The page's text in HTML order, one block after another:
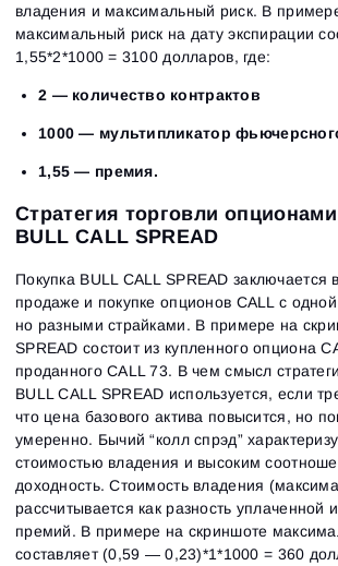
владения и максимальный риск. В
максимальный риск на дату экспирации
1,55*2*1000 = 3100 долларов, где:
2 — количество контрактов
1000 — мультипликатор
1,55 — премия.
Стратегия торговли
BULL CALL SPREAD
Покупка BULL CALL SPREAD
продаже и покупке опционов СALL с
но разными страйками. В примере на
SPREAD состоит из купленного опциона
проданного CALL 73. В чем смысл
BULL CALL SPREAD используется, если
что цена базового актива повысится, но
умеренно. Бычий “колл спрэд”
стоимостью владения и высоким
доходность. Стоимость владения
рассчитывается как разность уплаченной
премий. В примере на скриншоте
составляет (0,59 — 0,23)*1*1000 = 360